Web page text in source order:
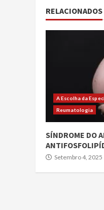
RELACIONADOS
A Escolha da
Reumatologia
SÍNDROME DO
Setembro 4, 2025